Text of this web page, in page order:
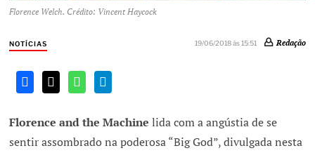
Florence Welch. Crédito: Vincent Haycock
NOTÍCIAS 19/06/2018 às 15:51 Redação
Florence and the Machine lida com a angústia de se
sentir assombrado na poderosa “Big God”, divulgada nesta